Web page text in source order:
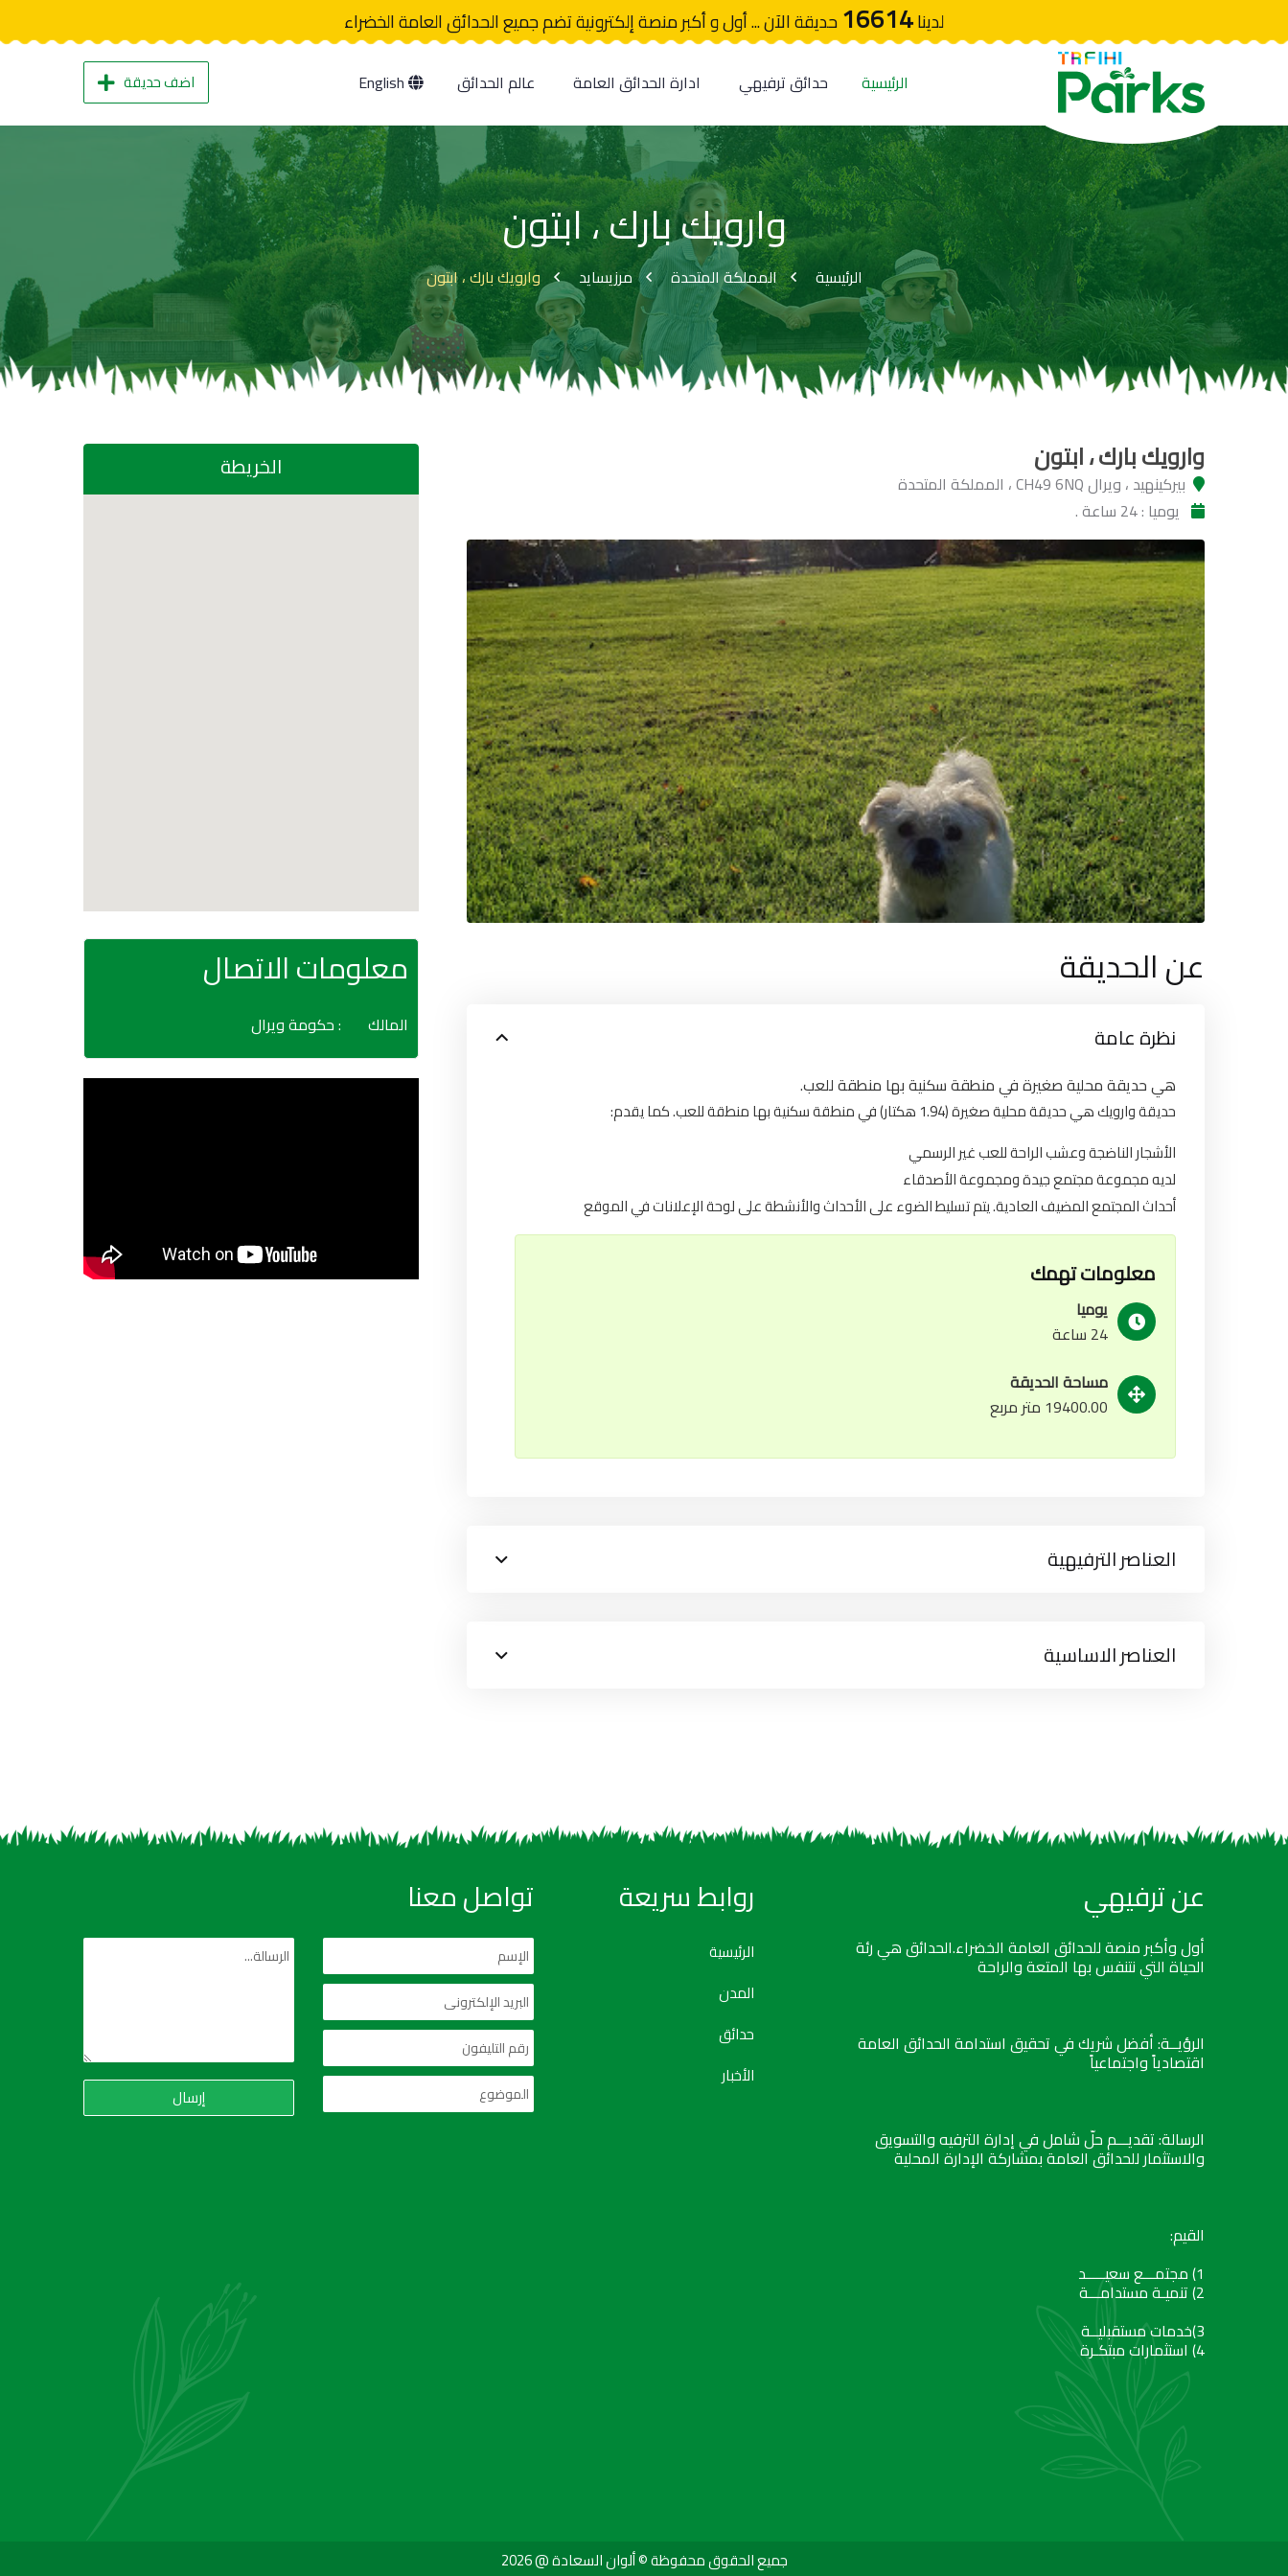
لدينا16614حديقة الآن ... أول و أكبر منصة إلكترونية تضم جميع الحدائق العامة الخضراء
الرئيسية حدائق ترفيهي ادارة الحدائق العامة عالم الحدائق اضف حديقة
وارويك بارك ، ابتون
الرئيسية المملكة المتحدة مرزيسايد وارويك بارك ، ابتون
وارويك بارك ، ابتون
بيركينهيد ، ويرال CH49 6NQ ، المملكة المتحدة
يوميا : 24 ساعة .
عن الحديقة
نظرة عامة
هي حديقة محلية صغيرة في منطقة سكنية بها منطقة للعب.
حديقة وارويك هي حديقة محلية صغيرة (1.94 هكتار) في منطقة سكنية بها منطقة للعب. كما يقدم:
الأشجار الناضجة وعشب الراحة للعب غير الرسمي
لديه مجموعة مجتمع جيدة ومجموعة الأصدقاء
أحداث المجتمع المضيف العادية. يتم تسليط الضوء على الأحداث والأنشطة على لوحة الإعلانات في الموقع
معلومات تهمك
يوميا
24 ساعة
مساحة الحديقة
19400.00 متر مربع
العناصر الترفيهية
العناصر الاساسية
الخريطة
معلومات الاتصال
المالك : حكومة ويرال
عن ترفيهي
أول وأكبر منصة للحدائق العامة الخضراء.الحدائق هي رئة
الحياة التي نتنفس بها المتعة والراحة
الرؤيــة: أفضل شريك في تحقيق استدامة الحدائق العامة
اقتصادياً واجتماعياً
الرسالة: تقديـــم حلّ شامل في إدارة الترفيه والتسويق
والاستثمار للحدائق العامة بمشاركة الإدارة المحلية
القيم:
1) مجتمـــع سعيـــــد
2) تنميـة مستدامـــة
3)خدمات مستقبليــة
4) استثمارات مبتكـرة
روابط سريعة
الرئيسية
المدن
حدائق
الأخبار
تواصل معنا
إرسال
جميع الحقوق محفوظة © ألوان السعادة @ 2026